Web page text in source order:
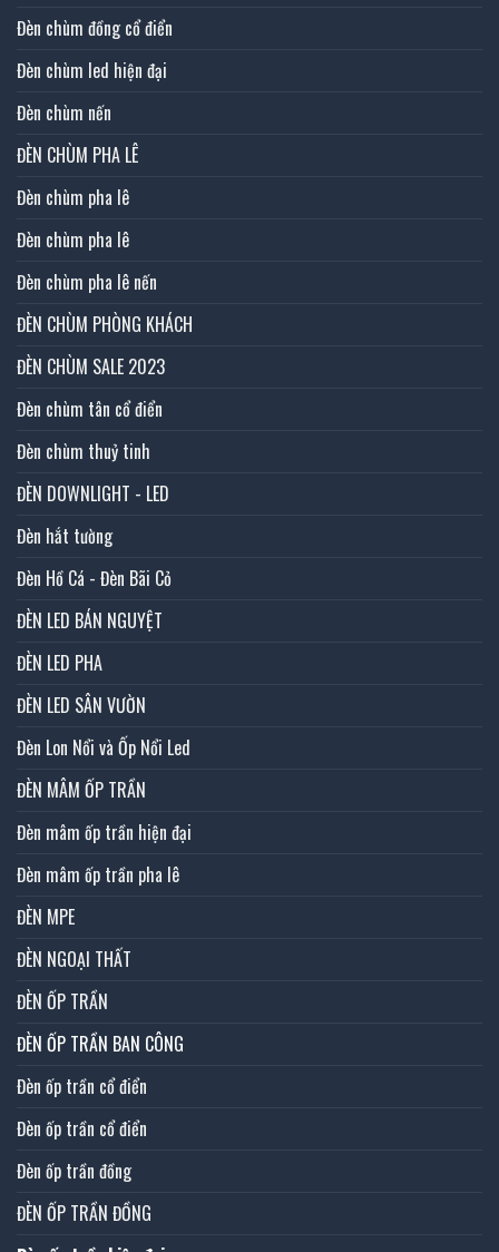
Đèn chùm đồng cổ điển
Đèn chùm led hiện đại
Đèn chùm nến
ĐÈN CHÙM PHA LÊ
Đèn chùm pha lê
Đèn chùm pha lê
Đèn chùm pha lê nến
ĐÈN CHÙM PHÒNG KHÁCH
ĐÈN CHÙM SALE 2023
Đèn chùm tân cổ điển
Đèn chùm thuỷ tinh
ĐÈN DOWNLIGHT - LED
Đèn hắt tường
Đèn Hồ Cá - Đèn Bãi Cỏ
ĐÈN LED BÁN NGUYỆT
ĐÈN LED PHA
ĐÈN LED SÂN VƯỜN
Đèn Lon Nổi và Ốp Nổi Led
ĐÈN MÂM ỐP TRẦN
Đèn mâm ốp trần hiện đại
Đèn mâm ốp trần pha lê
ĐÈN MPE
ĐÈN NGOẠI THẤT
ĐÈN ỐP TRẦN
ĐÈN ỐP TRẦN BAN CÔNG
Đèn ốp trần cổ điển
Đèn ốp trần cổ điển
Đèn ốp trần đồng
ĐÈN ỐP TRẦN ĐỒNG